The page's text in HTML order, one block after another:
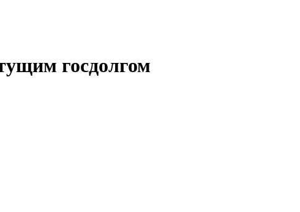
госдолгом